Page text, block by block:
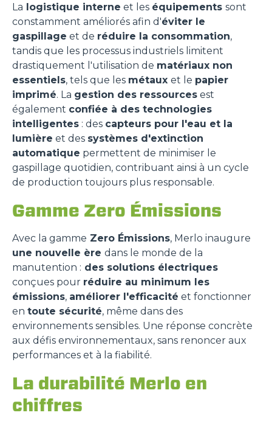
La logistique interne et les équipements sont
constamment améliorés afin d'éviter le
gaspillage et de réduire la consommation,
tandis que les processus industriels limitent
drastiquement l'utilisation de matériaux non
essentiels, tels que les métaux et le papier
imprimé. La gestion des ressources est
également confiée à des technologies
intelligentes : des capteurs pour l'eau et la
lumière et des systèmes d'extinction
automatique permettent de minimiser le
gaspillage quotidien, contribuant ainsi à un cycle
de production toujours plus responsable.
Gamme Zero Émissions
Avec la gamme Zero Émissions, Merlo inaugure
une nouvelle ère dans le monde de la
manutention : des solutions électriques
conçues pour réduire au minimum les
émissions, améliorer l'efficacité et fonctionner
en toute sécurité, même dans des
environnements sensibles. Une réponse concrète
aux défis environnementaux, sans renoncer aux
performances et à la fiabilité.
La durabilité Merlo en
chiffres